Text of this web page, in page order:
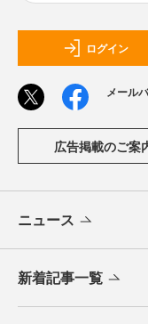
ログイン
メール
広告掲載のご案
ニュース
新着記事一覧